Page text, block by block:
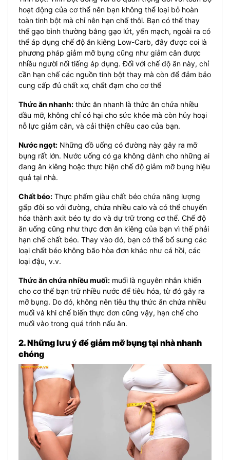
hoạt động của cơ thể nên bạn không thể loại bỏ hoàn
toàn tinh bột mà chỉ nên hạn chế thôi. Bạn có thể thay
thế gạo bình thường bằng gạo lứt, yến mạch, ngoài ra có
thể áp dụng chế độ ăn kiêng Low-Carb, đây được coi là
phương pháp giảm mỡ bụng cũng như giảm cân được
nhiều người nổi tiếng áp dụng. Đối với chế độ ăn này, chỉ
cần hạn chế các nguồn tinh bột thay mà còn để đảm bảo
cung cấp đủ chất xơ, chất đạm cho cơ thể
Thức ăn nhanh: thức ăn nhanh là thức ăn chứa nhiều
dầu mỡ, không chỉ có hại cho sức khỏe mà còn hủy hoại
nỗ lực giảm cân, và cải thiện chiều cao của bạn.
Nước ngọt: Những đồ uống có đường này gây ra mỡ
bụng rất lớn. Nước uống có ga không dành cho những ai
đang ăn kiêng hoặc thực hiện chế độ giảm mỡ bụng hiệu
quả tại nhà.
Chất béo: Thực phẩm giàu chất béo chứa năng lượng
gấp đôi so với đường, chứa nhiều calo và có thể chuyển
hóa thành axit béo tự do và dự trữ trong cơ thể. Chế độ
ăn uống cũng như thực đơn ăn kiêng của bạn vì thế phải
hạn chế chất béo. Thay vào đó, bạn có thể bổ sung các
loại chất béo không bão hòa đơn khác như cá hồi, các
loại đậu, v.v.
Thức ăn chứa nhiều muối: muối là nguyên nhân khiến
cho cơ thể bạn trữ nhiều nước để tiêu hóa, từ đó gây ra
mỡ bụng. Do đó, không nên tiêu thụ thức ăn chứa nhiều
muối và khi chế biến thực đơn cũng vậy, hạn chế cho
muối vào trong quá trình nấu ăn.
2. Những lưu ý để giảm mỡ bụng tại nhà nhanh
chóng